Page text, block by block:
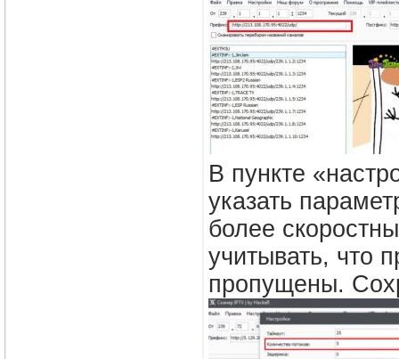
В пункте
указать
более
учитывать, что
пропущены.